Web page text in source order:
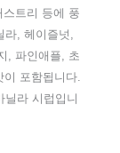
트리 등에 풍
라, 헤이즐넛,
, 파인애플, 초
포함됩니다.
닐라 시럽입니